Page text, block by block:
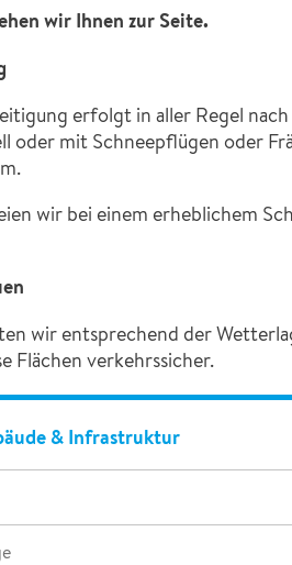
wir Ihnen zur Seite.
erfolgt in aller Regel
oder mit Schneepflügen oder
wir bei einem erheblichem
wir entsprechend der
Flächen verkehrssicher.
& Infrastruktur